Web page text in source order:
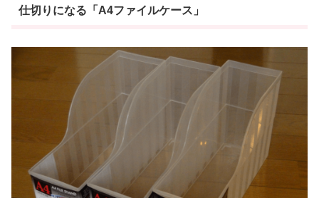
仕切りになる「A4ファイルケース」